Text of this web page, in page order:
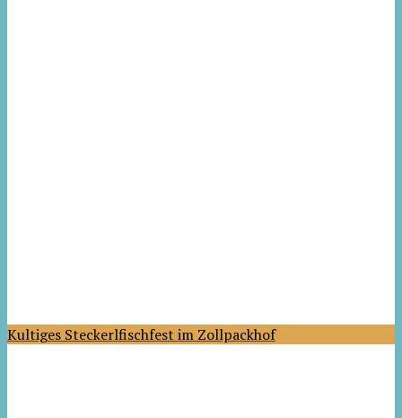
Kultiges Steckerlfischfest im Zollpackhof